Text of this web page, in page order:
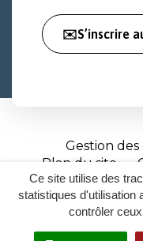
Ce site utilise des
statistiques d'utilisation
contrôler
✉️S’inscrire
Gestion des
Plan du site